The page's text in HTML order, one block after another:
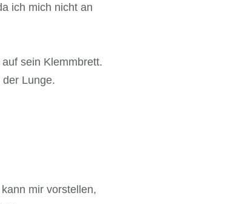
ich mich nicht an
sein Klemmbrett.
Lunge.
mir vorstellen,